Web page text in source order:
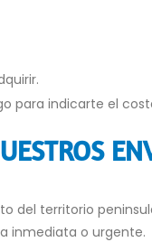
para indicarte el
del territorio
inmediata o urgente.